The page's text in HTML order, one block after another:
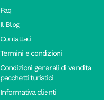
Faq
Il Blog
Contattaci
Termini e condizioni
Condizioni generali di vendita
pacchetti turistici
Informativa clienti